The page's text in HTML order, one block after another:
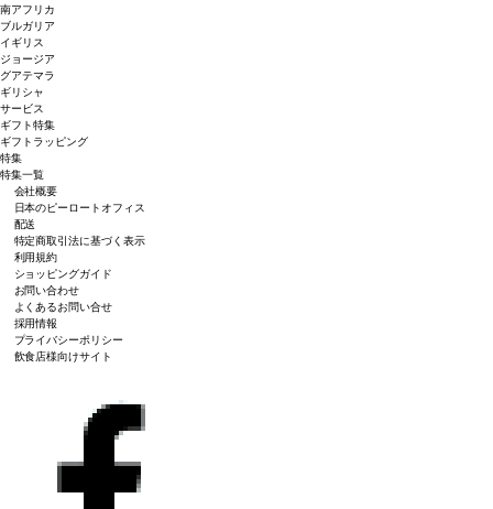
南アフリカ
ブルガリア
イギリス
ジョージア
グアテマラ
ギリシャ
サービス
ギフト特集
ギフトラッピング
特集
特集一覧
会社概要
日本のピーロートオフィス
配送
特定商取引法に基づく表示
利用規約
ショッピングガイド
お問い合わせ
よくあるお問い合せ
採用情報
プライバシーポリシー
飲食店様向けサイト